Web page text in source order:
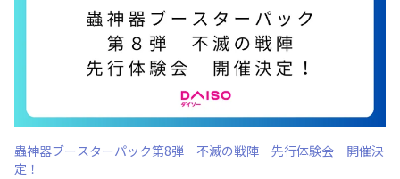
蟲神器ブースターパック第8弾 不滅の戦陣 先行体験会 開催決
定！